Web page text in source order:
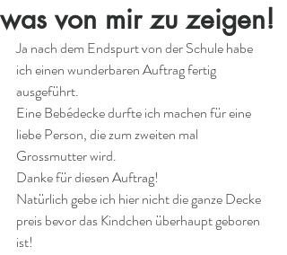
was von mir zu zeigen!
Ja nach dem Endspurt von der Schule habe
ich einen wunderbaren Auftrag fertig
ausgeführt.
Eine Bebédecke durfte ich machen für eine
liebe Person, die zum zweiten mal
Grossmutter wird.
Danke für diesen Auftrag!
Natürlich gebe ich hier nicht die ganze Decke
preis bevor das Kindchen überhaupt geboren
ist!